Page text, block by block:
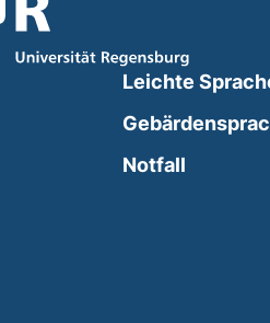
in a new window)
Leichte
Notfall